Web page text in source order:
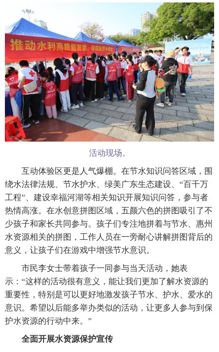
活动现场。
互动体验区更是人气爆棚。在节水知识问答区域，围
绕水法律法规、节水护水、绿美广东生态建设、“百千万
工程”、建设幸福河湖等相关知识开展知识问答，参与者
热情高涨。在水创意拼图区域，五颜六色的拼图吸引了不
少孩子和家长共同参与。孩子们专注地拼着与节水、惠州
水资源相关的拼图，工作人员在一旁耐心讲解拼图背后的
意义，让孩子们在游戏中增强节水意识。
市民李女士带着孩子一同参与当天活动，她表
示：“这样的活动很有意义，能让我们更加了解水资源的
重要性，特别是可以更好地激发孩子节水、护水、爱水的
意识。希望以后能多举办类似的活动，让更多人参与到保
护水资源的行动中来。”
全面开展水资源保护宣传